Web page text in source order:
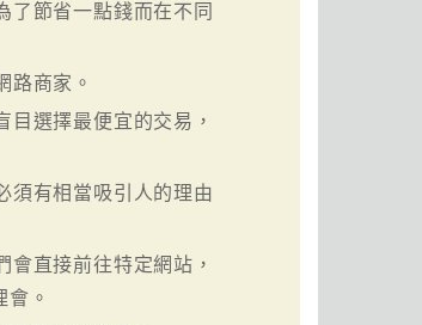
節省一點錢而在不同
路商家。
選擇最便宜的交易，
須有相當吸引人的理由
直接前往特定網站，
。